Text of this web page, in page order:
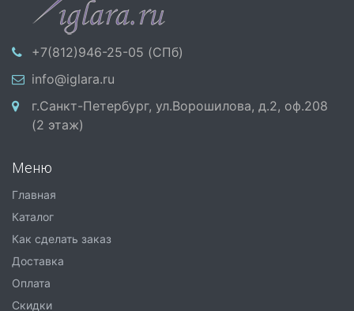
+7(812)946-25-05 (СПб)
info@iglara.ru
г.Санкт-Петербург, ул.Ворошилова, д.2, оф.208
(2 этаж)
Меню
Главная
Каталог
Как сделать заказ
Доставка
Оплата
Скидки